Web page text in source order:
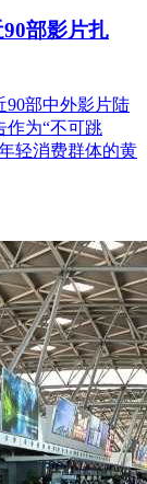
部影片扎
90部中外影片陆
作为“不可跳
轻消费群体的黄